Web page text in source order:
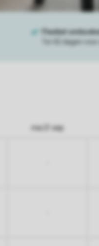
ma 21 sep